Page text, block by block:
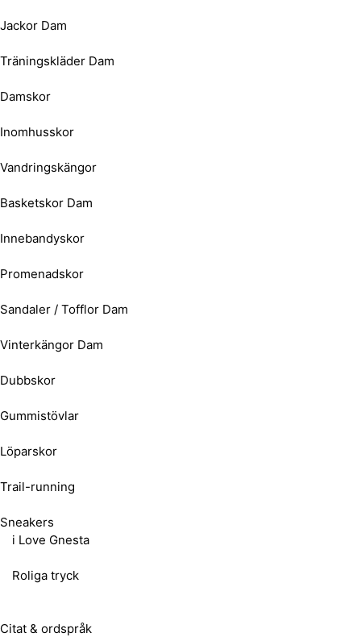
Jackor Dam
Träningskläder Dam
Damskor
Inomhusskor
Vandringskängor
Basketskor Dam
Innebandyskor
Promenadskor
Sandaler / Tofflor Dam
Vinterkängor Dam
Dubbskor
Gummistövlar
Löparskor
Trail-running
Sneakers
i Love Gnesta
Roliga tryck
Citat & ordspråk